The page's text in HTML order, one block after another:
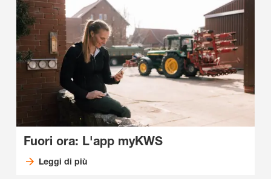
Fuori ora: L'app myKWS
Leggi di più